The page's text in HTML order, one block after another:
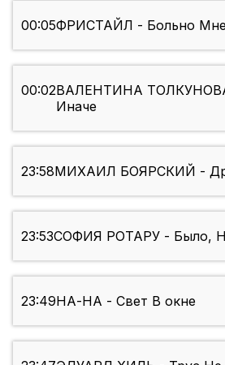
00:05ФРИСТАЙЛ - Больно
00:02ВАЛЕНТИНА
Иначе
23:58МИХАИЛ БОЯРСКИЙ -
23:53СОФИЯ РОТАРУ - Было,
23:49НА-НА - Свет В окне